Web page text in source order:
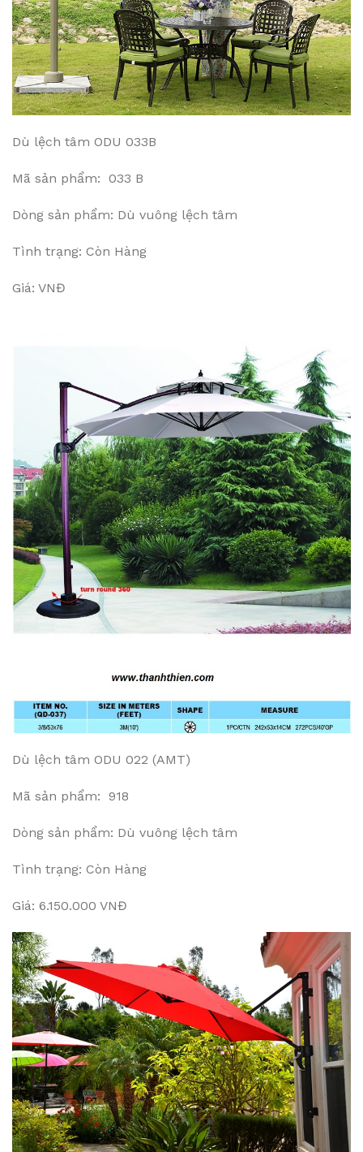
Dù lệch tâm ODU 033B
Mã sản phẩm: 033 B
Dòng sản phẩm: Dù vuông lệch tâm
Tình trạng: Còn Hàng
Giá: VNĐ
Dù lệch tâm ODU 022 (AMT)
Mã sản phẩm: 918
Dòng sản phẩm: Dù vuông lệch tâm
Tình trạng: Còn Hàng
Giá: 6.150.000 VNĐ